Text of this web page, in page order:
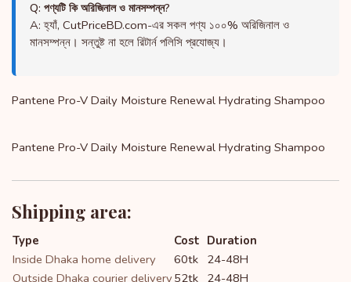
Q: পণ্যটি কি অরিজিনাল ও মানসম্পন্ন?
A: হ্যাঁ, CutPriceBD.com-এর সকল পণ্য ১০০% অরিজিনাল ও
মানসম্পন্ন। সন্তুষ্ট না হলে রিটার্ন পলিসি প্রযোজ্য।
Pantene Pro-V Daily Moisture Renewal Hydrating Shampoo
Pantene Pro-V Daily Moisture Renewal Hydrating Shampoo
Shipping area:
Type Cost Duration
Inside Dhaka home delivery
60tk 24-48H
Outside Dhaka courier delivery52tk 24-48H